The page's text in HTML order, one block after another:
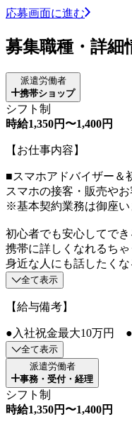
応募画面に進む
募集職種・詳細
派遣労働者
携帯ショップ
シフト制
時給1,350円〜1,400円
【お仕事内容】
■スマホアドバイザー＆
スマホの接客・販売や
※基本契約業務は御座い
初心者でも安心してで
携帯に詳しくなれるちゃ
身近な人にも話したく
全て表示
【給与備考】
●入社祝金最大10万円
全て表示
派遣労働者
事務・受付・経理
シフト制
時給1,350円〜1,400円